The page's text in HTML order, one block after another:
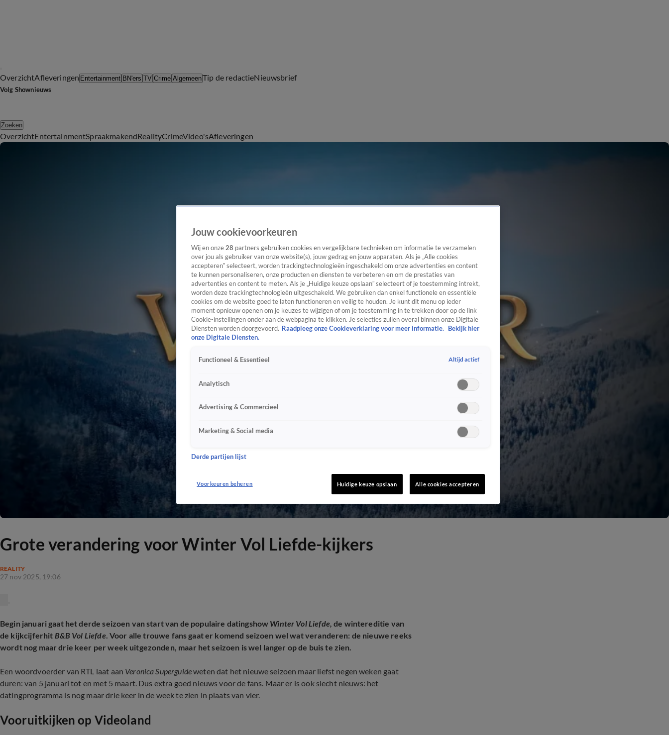
OverzichtAfleveringen Entertainment BN'ers TV Crime AlgemeenTip de redactieNieuwsbrief
Volg Shownieuws
Zoeken
OverzichtEntertainmentSpraakmakendRealityCrimeVideo'sAfleveringen
Grote verandering voor Winter Vol Liefde-kijkers
REALITY
27 nov 2025, 19:06
Begin januari gaat het derde seizoen van start van de populaire datingshow Winter Vol Liefde,de wintereditie van
de kijkcijferhit B&B Vol Liefde. Voor alle trouwe fans gaat er komend seizoen wel wat veranderen: de nieuwe reeks
wordt nog maar drie keer per week uitgezonden, maar het seizoen is wel langer op de buis te zien.
Een woordvoerder van RTL laat aan Veronica Superguideweten dat het nieuwe seizoen maar liefst negen weken gaat
duren: van 5 januari tot en met 5 maart. Dus extra goed nieuws voor de fans. Maar er is ook slecht nieuws: het
datingprogramma is nog maar drie keer in de week te zien in plaats van vier.
Vooruitkijken op Videoland
Jouw cookievoorkeuren
Wij en onze 28 partners gebruiken cookies en vergelijkbare technieken om informatie te verzamelen
over jou als gebruiker van onze website(s), jouw gedrag en jouw apparaten. Als je „Alle cookies
accepteren” selecteert, worden trackingtechnologieën ingeschakeld om onze advertenties en content
te kunnen personaliseren, onze producten en diensten te verbeteren en om de prestaties van
advertenties en content te meten. Als je „Huidige keuze opslaan” selecteert of je toestemming intrekt,
worden deze trackingtechnologieën uitgeschakeld. We gebruiken dan enkel functionele en essentiële
cookies om de website goed te laten functioneren en veilig te houden. Je kunt dit menu op ieder
moment opnieuw openen om je keuzes te wijzigen of om je toestemming in te trekken door op de link
Cookie-instellingen onder aan de webpagina te klikken. Je selecties zullen overal binnen onze Digitale
Diensten worden doorgevoerd. Raadpleeg onze Cookieverklaring voor meer informatie.
Bekijk hier
onze Digitale Diensten.
Functioneel & Essentieel Altijd actief
Analytisch
Advertising & Commercieel
Marketing & Social media
Derde partijen lijst
Voorkeuren beheren Huidige keuze opslaan Alle cookies accepteren